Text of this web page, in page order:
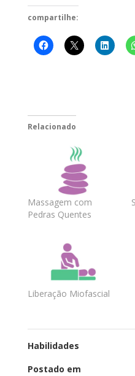
compartilhe:
Relacionado
Massagem com
Pedras Quentes
Liberação Miofascial
Habilidades
Postado em